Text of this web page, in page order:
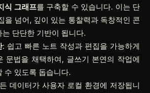
식 그래프를 구축할 수 있습니다. 이는 단
을 넘어, 깊이 있는 통찰력과 독창적인 콘
는 단단한 기반이 됩니다.
: 쉽고 빠른 노트 작성과 편집을 가능하게
문법을 채택하여, 글쓰기 본연의 작업에
수 있도록 돕습니다.
데이터가 사용자 로컬 환경에 저장됩니